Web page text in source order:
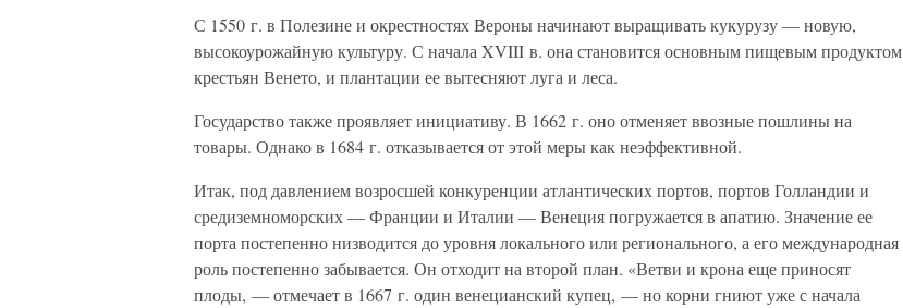
С 1550 г. в Полезине и окрестностях Вероны начинают выращивать кукурузу — новую,
высокоурожайную культуру. С начала XVIII в. она становится основным пищевым продуктом
крестьян Венето, и плантации ее вытесняют луга и леса.
Государство также проявляет инициативу. В 1662 г. оно отменяет ввозные пошлины на
товары. Однако в 1684 г. отказывается от этой меры как неэффективной.
Итак, под давлением возросшей конкуренции атлантических портов, портов Голландии и
средиземноморских — Франции и Италии — Венеция погружается в апатию. Значение ее
порта постепенно низводится до уровня локального или регионального, а его международная
роль постепенно забывается. Он отходит на второй план. «Ветви и крона еще приносят
плоды, — отмечает в 1667 г. один венецианский купец, — но корни гниют уже с начала